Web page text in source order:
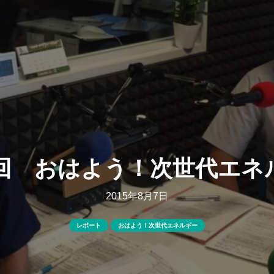
おはよう！次世代エネ
2015年8月7日
レポート おはよう！次世代エネルギー